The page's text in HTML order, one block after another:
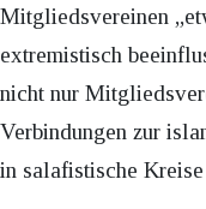
Mitgliedsvereinen
extremistisch
nicht nur
Verbindungen zur
in salafistische Kreise